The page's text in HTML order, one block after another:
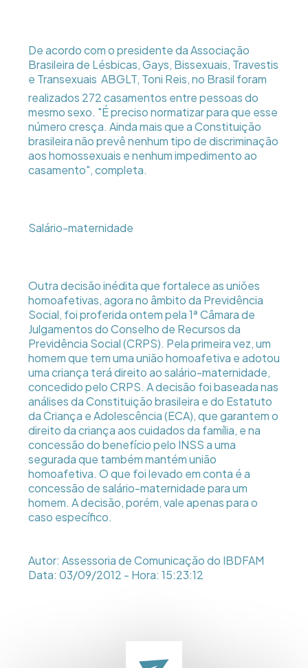
De acordo com o presidente da Associação
Brasileira de Lésbicas, Gays, Bissexuais, Travestis
e Transexuais  ABGLT, Toni Reis, no Brasil foram
realizados 272 casamentos entre pessoas do
mesmo sexo. "É preciso normatizar para que esse
número cresça. Ainda mais que a Constituição
brasileira não prevê nenhum tipo de discriminação
aos homossexuais e nenhum impedimento ao
casamento", completa.
Salário-maternidade
Outra decisão inédita que fortalece as uniões
homoafetivas, agora no âmbito da Previdência
Social, foi proferida ontem pela 1ª Câmara de
Julgamentos do Conselho de Recursos da
Previdência Social (CRPS). Pela primeira vez, um
homem que tem uma união homoafetiva e adotou
uma criança terá direito ao salário-maternidade,
concedido pelo CRPS. A decisão foi baseada nas
análises da Constituição brasileira e do Estatuto
da Criança e Adolescência (ECA), que garantem o
direito da criança aos cuidados da família, e na
concessão do benefício pelo INSS a uma
segurada que também mantém união
homoafetiva. O que foi levado em conta é a
concessão de salário-maternidade para um
homem. A decisão, porém, vale apenas para o
caso específico.
Autor: Assessoria de Comunicação do IBDFAM
Data: 03/09/2012 - Hora: 15:23:12